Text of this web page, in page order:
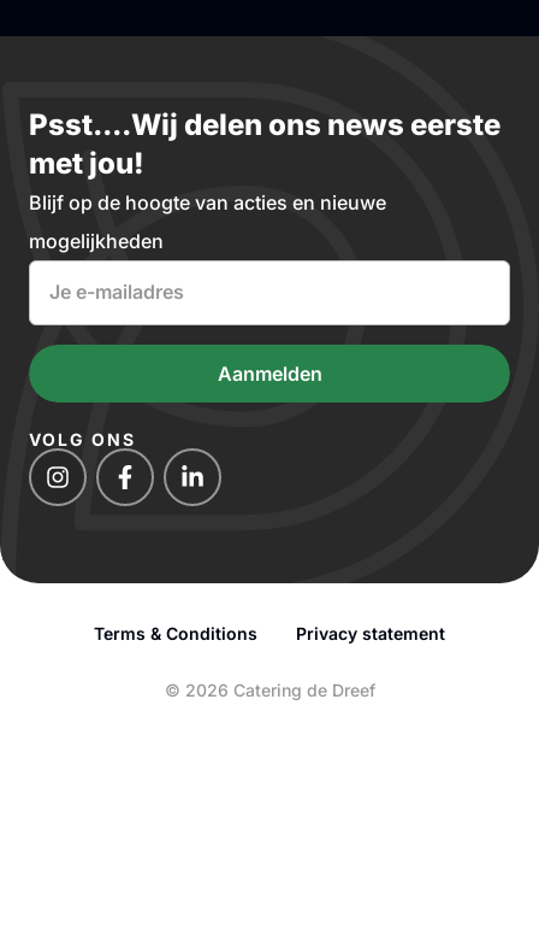
Psst....Wij delen ons news eerste
met jou!
Blijf op de hoogte van acties en nieuwe
mogelijkheden
Email
(Vereist)
Aanmelden
VOLG ONS
© 2026 Catering de Dreef
Terms & Conditions Privacy statement